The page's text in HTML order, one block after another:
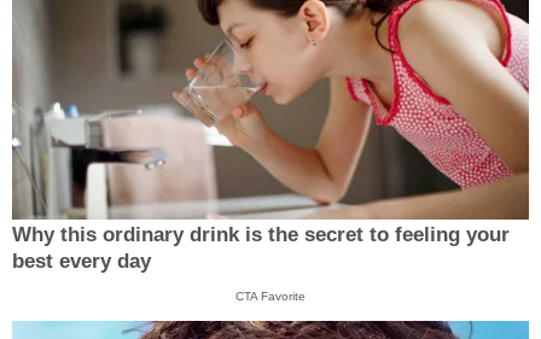
Why this ordinary drink is the secret to feeling your
best every day
CTA Favorite